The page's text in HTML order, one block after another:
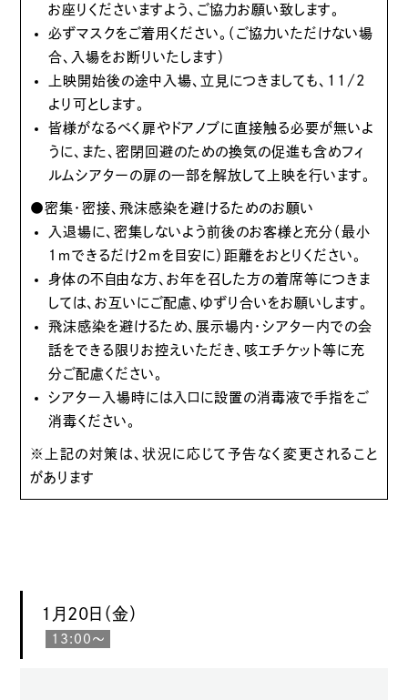
お座りくださいますよう、ご協力お願い致します。
必ずマスクをご着用ください。（ご協力いただけない場
合、入場をお断りいたします）
上映開始後の途中入場、立見につきましても、11/2
より可とします。
皆様がなるべく扉やドアノブに直接触る必要が無いよ
うに、また、密閉回避のための換気の促進も含めフィ
ルムシアターの扉の一部を解放して上映を行います。
●密集・密接、飛沫感染を避けるためのお願い
入退場に、密集しないよう前後のお客様と充分（最小
１ｍできるだけ２ｍを目安に）距離をおとりください。
身体の不自由な方、お年を召した方の着席等につきま
しては、お互いにご配慮、ゆずり合いをお願いします。
飛沫感染を避けるため、展示場内・シアター内での会
話をできる限りお控えいただき、咳エチケット等に充
分ご配慮ください。
シアター入場時には入口に設置の消毒液で手指をご
消毒ください。
※上記の対策は、状況に応じて予告なく変更されること
があります
1月20日（金）
13:00～